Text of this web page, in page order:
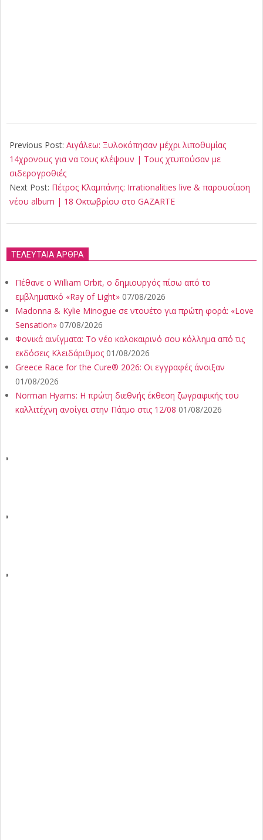
10-
12
Previous Post: Aιγάλεω: Ξυλοκόπησαν μέχρι λιποθυμίας
14χρονους για να τους κλέψουν | Τους χτυπούσαν με
σιδερογροθιές
Next Post: Πέτρος Κλαμπάνης: Irrationalities live & παρουσίαση
νέου album | 18 Οκτωβρίου στο GAZARTE
ΤΕΛΕΥΤΑΙΑ ΑΡΘΡΑ
Πέθανε ο William Orbit, ο δημιουργός πίσω από το
εμβληματικό «Ray of Light» 07/08/2026
Madonna & Kylie Minogue σε ντουέτο για πρώτη φορά: «Love
Sensation» 07/08/2026
Φονικά αινίγματα: Το νέο καλοκαιρινό σου κόλλημα από τις
εκδόσεις Κλειδάριθμος 01/08/2026
Greece Race for the Cure® 2026: Οι εγγραφές άνοιξαν
01/08/2026
Norman Hyams: Η πρώτη διεθνής έκθεση ζωγραφικής του
καλλιτέχνη ανοίγει στην Πάτμο στις 12/08 01/08/2026